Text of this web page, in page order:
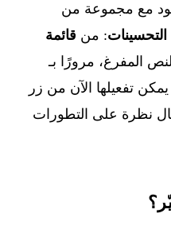
مع مجموعة من
التحسينات: من قائمة
المفرغ، مرورًا بـ
تفعيلها الآن من زر
نظرة على التطورات